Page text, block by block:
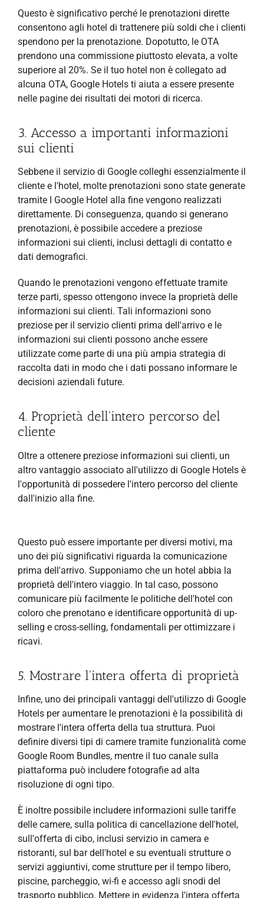
Questo è significativo perché le prenotazioni dirette
consentono agli hotel di trattenere più soldi che i clienti
spendono per la prenotazione. Dopotutto, le OTA
prendono una commissione piuttosto elevata, a volte
superiore al 20%. Se il tuo hotel non è collegato ad
alcuna OTA, Google Hotels ti aiuta a essere presente
nelle pagine dei risultati dei motori di ricerca.
3. Accesso a importanti informazioni
sui clienti
Sebbene il servizio di Google colleghi essenzialmente il
cliente e l'hotel, molte prenotazioni sono state generate
tramite I Google Hotel alla fine vengono realizzati
direttamente. Di conseguenza, quando si generano
prenotazioni, è possibile accedere a preziose
informazioni sui clienti, inclusi dettagli di contatto e
dati demografici.
Quando le prenotazioni vengono effettuate tramite
terze parti, spesso ottengono invece la proprietà delle
informazioni sui clienti. Tali informazioni sono
preziose per il servizio clienti prima dell'arrivo e le
informazioni sui clienti possono anche essere
utilizzate come parte di una più ampia strategia di
raccolta dati in modo che i dati possano informare le
decisioni aziendali future.
4. Proprietà dell'intero percorso del
cliente
Oltre a ottenere preziose informazioni sui clienti, un
altro vantaggio associato all'utilizzo di Google Hotels è
l'opportunità di possedere l'intero percorso del cliente
dall'inizio alla fine.
Questo può essere importante per diversi motivi, ma
uno dei più significativi riguarda la comunicazione
prima dell'arrivo. Supponiamo che un hotel abbia la
proprietà dell'intero viaggio. In tal caso, possono
comunicare più facilmente le politiche dell'hotel con
coloro che prenotano e identificare opportunità di up-
selling e cross-selling, fondamentali per ottimizzare i
ricavi.
5. Mostrare l'intera offerta di proprietà
Infine, uno dei principali vantaggi dell'utilizzo di Google
Hotels per aumentare le prenotazioni è la possibilità di
mostrare l'intera offerta della tua struttura. Puoi
definire diversi tipi di camere tramite funzionalità come
Google Room Bundles, mentre il tuo canale sulla
piattaforma può includere fotografie ad alta
risoluzione di ogni tipo.
È inoltre possibile includere informazioni sulle tariffe
delle camere, sulla politica di cancellazione dell'hotel,
sull'offerta di cibo, inclusi servizio in camera e
ristoranti, sul bar dell'hotel e su eventuali strutture o
servizi aggiuntivi, come strutture per il tempo libero,
piscine, parcheggio, wi-fi e accesso agli snodi del
trasporto pubblico. Mettere in evidenza l'intera offerta